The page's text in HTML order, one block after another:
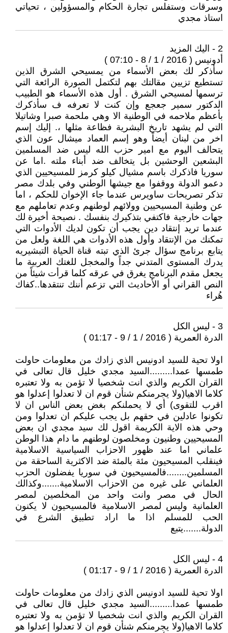
وسرقات وستفلس تجارة الحكام والمسؤولين ، تحياتي
استاذ مجدي
2 - اليك المزيد
أدونيس ( 2016 / 1 / 8 - 07:10 )
سأذكر لك بعض الأسماء من يمسيحي الشرق الذين
تستطيع تزيين مقالتك بهم لتكتمل الصورة الرائعة التي
ترسمها لمسيحي الشرق . أول هذه الأسماء هو الطبيب
الدكتور سمير جعجع وإن كنت لا تعرفه ف سأذكرك
بأعظم ملاحمه في الوطنية الا وهي ملحمة صبرا وشاتيلا
التي لم يشهد تاريخ البشرية فظاعة مثلها ،. إليك إسم
اخر من لبنان أيضاً وهو إسم العماد ميشال عون الذي
يتحالف اليوم مع امير حزب الله ليس ضد المسلمين
البشعين الوحشين بل يتخالف ضد أبناء ملته .اما عن
سوريا فاذكرك باسم مشيال كيلو كرمز للمسيحيين الذي
دعمو الدولة ووقفوا مع جيشها الوطني وفي بلدك مصر
تذكر تصريحات ساويرس عندما جاء الإخوان للحكم ، اما
عن وطنية المسيحيين وولائهم لوطنهم وعدم تعاملهم مع
جهات خارجية فاكتفي بتذكيرك بنفسك . نصيحة أخيرة لك
عندما تريد إنتقاد دين يجب أن تكون لديك الأدوات التي
تمكنك من الإنتقاد وأول هذه الأدوات هي اللغة ولعل من
يتابع برنامج سؤال جرئ الذي تبته قناة الحياة التبشيريه
يدرك المستوى المتدني جداً والمخجل للغتك العربية ما
يجعل مقدم البرنامج يغرق في عرقه كلما قرأت شيئاً من
النص القراني أو الأحاديث التي تزعم أننك تنتقدها..كفاك
هُراء
3 - ليس الكل
الدرة العمرية ( 2016 / 1 / 9 - 01:17 )
اولا تحية للسيد ادونيس الذي زادك من معلومات حاولت
طمسها عمدا.........السيد مجدي خليل قال تعالى في
القران الكريم والذي انت شخصيا لا تؤمن به ولا تعتبره
كلاما الاهيا(ولا يجرمنكم شنأن قوم ان لا تعدلوا إعدلوا هو
اقرب للتقوى) أي لا يحملنكم بغض بعض الناس ان لا
تكونوا عادلين في حقهم بل يجب عليكم ان تعدلوا ومن
وحي هذه الاية الكريمة اقول لك سيد مجدي ان بعض
المسيحيين وطنيون ومخلصون لوطنهم ما دام هذا الوطن
علماني اما عند ظهور الاحزاب السياسية الاسلامية
فينقلب المسيحيون مئة بالمئة ضد الاكثرية الساحقة من
المسلمين........فالمسيحيون في سوريا يفضلون الحزب
العلماني على غيره من الاحزاب الاسلامية.......وكذالك
الحال في مصر وانت واحد من المخلصين لمصر
العلمانية وليس لمصر الاسلامية فالمسيحيون لا يكنون
الحب للمسلم اذا ما اراد تطبيق الشرع في
الدولة.......يتبع
4 - ليس الكل
الدرة العمرية ( 2016 / 1 / 9 - 01:17 )
اولا تحية للسيد ادونيس الذي زادك من معلومات حاولت
طمسها عمدا.........السيد مجدي خليل قال تعالى في
القران الكريم والذي انت شخصيا لا تؤمن به ولا تعتبره
كلاما الاهيا(ولا يجرمنكم شنأن قوم ان لا تعدلوا إعدلوا هو